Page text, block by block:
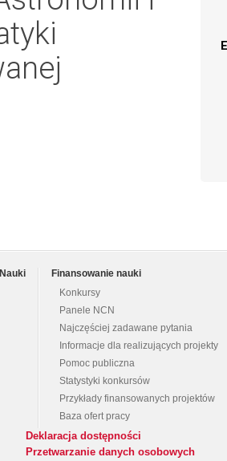
Finansowanie nauki
Konkursy
Panele NCN
Najczęściej zadawane pytania
Informacje dla realizujących projekty
Pomoc publiczna
Statystyki konkursów
Przykłady finansowanych projektów
Baza ofert pracy
Deklaracja dostępności
Przetwarzanie danych osobowych